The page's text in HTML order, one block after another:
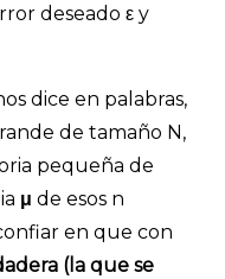
deseado ε y
dice en palabras,
de tamaño N,
pequeña de
μ de esos n
en que con
(la que se